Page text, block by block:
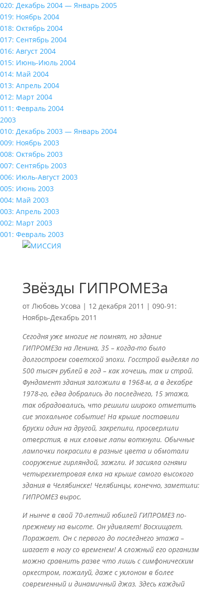
020: Декабрь 2004 — Январь 2005
019: Ноябрь 2004
018: Октябрь 2004
017: Сентябрь 2004
016: Август 2004
015: Июнь-Июль 2004
014: Май 2004
013: Апрель 2004
012: Март 2004
011: Февраль 2004
2003
010: Декабрь 2003 — Январь 2004
009: Ноябрь 2003
008: Октябрь 2003
007: Сентябрь 2003
006: Июль-Август 2003
005: Июнь 2003
004: Май 2003
003: Апрель 2003
002: Март 2003
001: Февраль 2003
Звёзды ГИПРОМЕЗа
от Любовь Усова | 12 декабря 2011 | 090-91:
Ноябрь-Декабрь 2011
Сегодня уже многие не помнят, но здание
ГИПРОМЕЗа на Ленина, 35 – когда-то было
долгостроем советской эпохи. Госстрой выделял по
500 тысяч рублей в год – как хочешь, так и строй.
Фундамент здания заложили в 1968-м, а в декабре
1978-го, едва добрались до последнего, 15 этажа,
так обрадовались, что решили широко отметить
сие эпохальное событие! На крыше поставили
бруски один на другой, закрепили, просверлили
отверстия, в них еловые лапы воткнули. Обычные
лампочки покрасили в разные цвета и обмотали
сооружение гирляндой, зажгли. И засияла огнями
четырехметровая елка на крыше самого высокого
здания в Челябинске! Челябинцы, конечно, заметили:
ГИПРОМЕЗ вырос.
И нынче в свой 70-летний юбилей ГИПРОМЕЗ по-
прежнему на высоте. Он удивляет! Восхищает.
Поражает. Он с первого до последнего этажа –
шагает в ногу со временем! А сложный его организм
можно сравнить разве что лишь с симфоническим
оркестром, пожалуй, даже с уклоном в более
современный и динамичный джаз. Здесь каждый